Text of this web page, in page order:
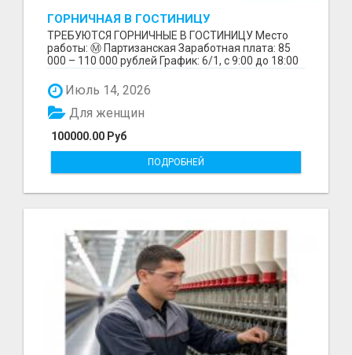
ГОРНИЧНАЯ В ГОСТИНИЦУ
ТРЕБУЮТСЯ ГОРНИЧНЫЕ В ГОСТИНИЦУ Место
работы: Ⓜ️ Партизанская Заработная плата: 85
000 – 110 000 рублей График: 6/1, с 9:00 до 18:00
Июль 14, 2026
100000.00 Руб
Для женщин
ПОДРОБНЕЙ